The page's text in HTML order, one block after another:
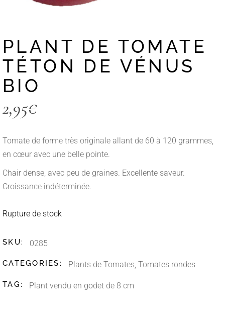
PLANT DE TOMATE
TÉTON DE VÉNUS
BIO
2,95€
Tomate de forme très originale allant de 60 à 120 grammes,
en cœur avec une belle pointe.
Chair dense, avec peu de graines. Excellente saveur.
Croissance indéterminée.
Rupture de stock
SKU: 0285
CATEGORIES: Plants de Tomates, Tomates rondes
TAG: Plant vendu en godet de 8 cm